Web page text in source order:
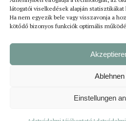
látogatói viselkedések alapján
Ha nem egyezik bele vagy visszavonja a
kötődő bizonyos funkciók optimális
Ablehnen
Einstellungen
Impresszum Adatvédelmi